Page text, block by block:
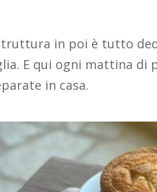
in poi è tutto
E qui ogni mattina di
in casa.